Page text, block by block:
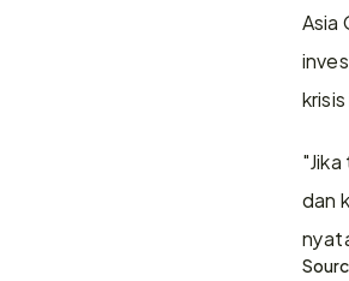
Asia
dan